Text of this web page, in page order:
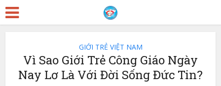
GIỚI TRẺ VIỆT NAM
Vì Sao Giới Trẻ Công Giáo Ngày
Nay Lơ Là Với Đời Sống Đức Tin?